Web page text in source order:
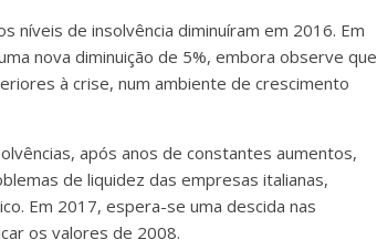
níveis de insolvência diminuíram em 2016. Em
nova diminuição de 5%, embora observe que
à crise, num ambiente de crescimento
após anos de constantes aumentos,
de liquidez das empresas italianas,
Em 2017, espera-se uma descida nas
os valores de 2008.